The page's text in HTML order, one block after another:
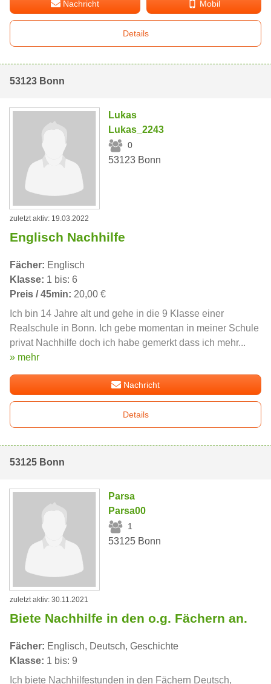
Nachricht Mobil
Details
53123 Bonn
Lukas
Lukas_2243
0
53123 Bonn
zuletzt aktiv: 19.03.2022
Englisch Nachhilfe
Fächer: Englisch
Klasse: 1 bis: 6
Preis / 45min: 20,00 €
Ich bin 14 Jahre alt und gehe in die 9 Klasse einer
Realschule in Bonn. Ich gebe momentan in meiner Schule
privat Nachhilfe doch ich habe gemerkt dass ich mehr...
» mehr
Nachricht
Details
53125 Bonn
Parsa
Parsa00
1
53125 Bonn
zuletzt aktiv: 30.11.2021
Biete Nachhilfe in den o.g. Fächern an.
Fächer: Englisch, Deutsch, Geschichte
Klasse: 1 bis: 9
Ich biete Nachhilfestunden in den Fächern Deutsch,